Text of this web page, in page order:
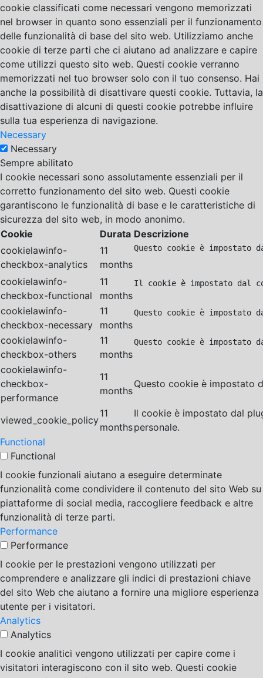
cookie classificati come necessari vengono memorizzati
nel browser in quanto sono essenziali per il funzionamento
delle funzionalità di base del sito web. Utilizziamo anche
cookie di terze parti che ci aiutano ad analizzare e capire
come utilizzi questo sito web. Questi cookie verranno
memorizzati nel tuo browser solo con il tuo consenso. Hai
anche la possibilità di disattivare questi cookie. Tuttavia, la
disattivazione di alcuni di questi cookie potrebbe influire
sulla tua esperienza di navigazione.
Necessary
Necessary
Sempre abilitato
I cookie necessari sono assolutamente essenziali per il
corretto funzionamento del sito web. Questi cookie
garantiscono le funzionalità di base e le caratteristiche di
sicurezza del sito web, in modo anonimo.
Cookie
Durata Descrizione
cookielawinfo-
checkbox-analytics
11
months
Questo cookie è
cookielawinfo-
checkbox-functional
11
months
Il cookie è impostato dal
cookielawinfo-
checkbox-necessary
11
months
Questo cookie è impostato
cookielawinfo-
checkbox-others
11
months
Questo cookie è
cookielawinfo-
checkbox-
performance
11
months
Questo cookie è impostato
viewed_cookie_policy
11
months
Il cookie è impostato dal
personale.
Functional
Functional
I cookie funzionali aiutano a eseguire determinate
funzionalità come condividere il contenuto del sito Web su
piattaforme di social media, raccogliere feedback e altre
funzionalità di terze parti.
Performance
Performance
I cookie per le prestazioni vengono utilizzati per
comprendere e analizzare gli indici di prestazioni chiave
del sito Web che aiutano a fornire una migliore esperienza
utente per i visitatori.
Analytics
Analytics
I cookie analitici vengono utilizzati per capire come i
visitatori interagiscono con il sito web. Questi cookie